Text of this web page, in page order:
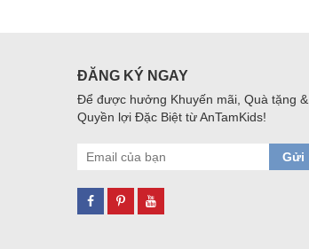
ĐĂNG KÝ NGAY
Để được hưởng Khuyến mãi, Quà tặng &
Quyền lợi Đặc Biệt từ AnTamKids!
Gửi